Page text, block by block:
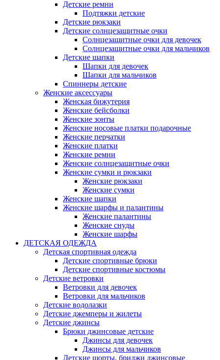
Детские ремни
Подтяжки детские
Детские рюкзаки
Детские солнцезащитные очки
Солнцезащитные очки для девочек
Солнцезащитные очки для мальчиков
Детские шапки
Шапки для девочек
Шапки для мальчиков
Спиннеры детские
Женские аксессуары
Женская бижутерия
Женские бейсболки
Женские зонты
Женские носовые платки подарочные
Женские перчатки
Женские платки
Женские ремни
Женские солнцезащитные очки
Женские сумки и рюкзаки
Женские рюкзаки
Женские сумки
Женские шапки
Женские шарфы и палантины
Женские палантины
Женские снуды
Женские шарфы
ДЕТСКАЯ ОДЕЖДА
Детская спортивная одежда
Детские спортивные брюки
Детские спортивные костюмы
Детские ветровки
Ветровки для девочек
Ветровки для мальчиков
Детские водолазки
Детские джемперы и жилеты
Детские джинсы
Брюки джинсовые детские
Джинсы для девочек
Джинсы для мальчиков
Детские шорты, бриджи джинсовые